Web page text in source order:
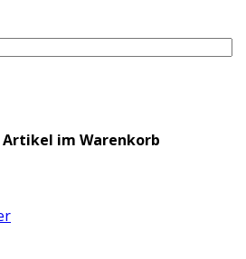
Artikel im Warenkorb